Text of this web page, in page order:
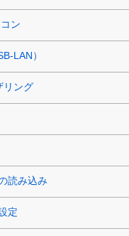
ン
LAN）
リング
読み込み
定